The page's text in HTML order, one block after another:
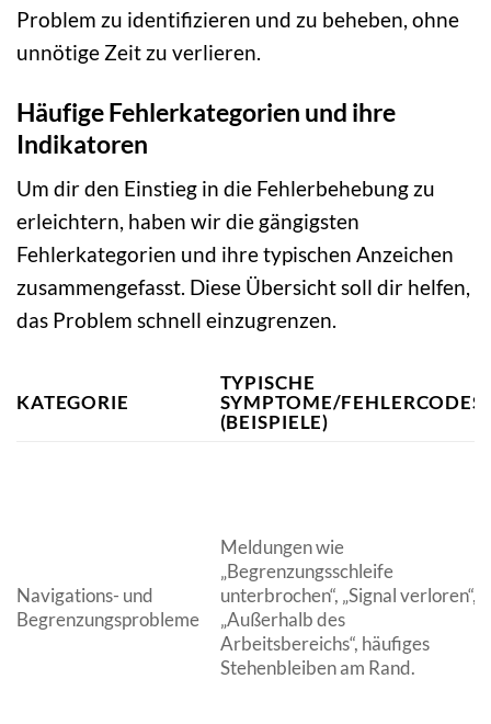
Problem zu identifizieren und zu beheben, ohne
unnötige Zeit zu verlieren.
Häufige Fehlerkategorien und ihre
Indikatoren
Um dir den Einstieg in die Fehlerbehebung zu
erleichtern, haben wir die gängigsten
Fehlerkategorien und ihre typischen Anzeichen
zusammengefasst. Diese Übersicht soll dir helfen,
das Problem schnell einzugrenzen.
KATEGORIE
TYPISCHE
SYMPTOME/FEHLERCODES
(BEISPIELE)
Navigations- und
Begrenzungsprobleme
Meldungen wie
„Begrenzungsschleife
unterbrochen“, „Signal verloren“,
„Außerhalb des
Arbeitsbereichs“, häufiges
Stehenbleiben am Rand.